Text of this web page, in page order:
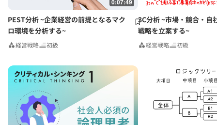
PEST分析 ~企業経営の前提となるマク
ロ環境を分析する~
経営戦略 初級
3C分析 ~市場・競合・自
戦略を立案する~
経営戦略 初級